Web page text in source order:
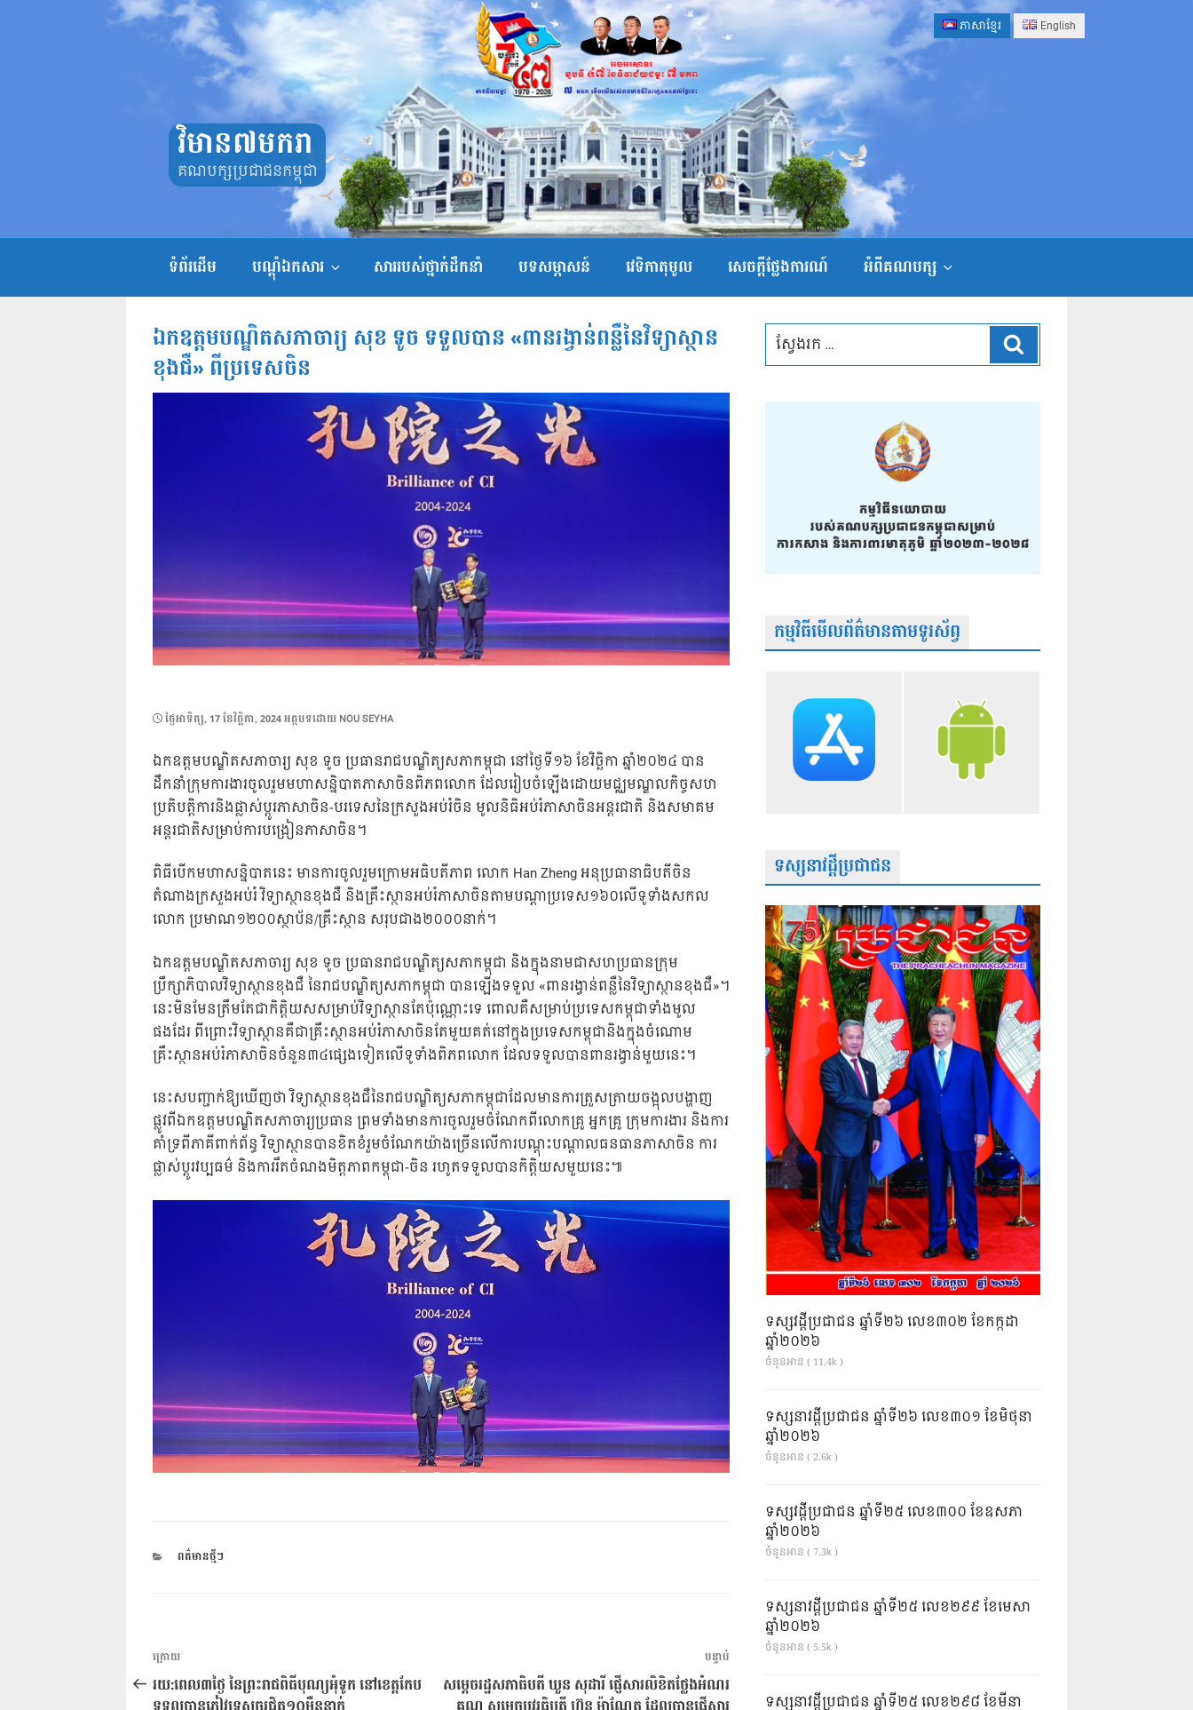
ភាសាខ្មែរ English
វិមាន៧មករា
គណបក្សប្រជាជនកម្ពុជា
ទំព័រដើម បណ្តុំឯកសារ សាររបស់ថ្នាក់ដឹកនាំ បទសម្ភាសន៍ វេទិកាតុមូល សេចក្ដីថ្លែងការណ៍ អំពីគណបក្ស
ឯកឧត្តមបណ្ឌិតសភាចារ្យ សុខ ទូច ទទួលបាន «ពានរង្វាន់ពន្លឺនៃវិទ្យាស្ថាន
ខុងជឺ» ពីប្រទេសចិន
POSTED
ថ្ងៃ​អាទិត្យ, 17 ខែ​វិច្ឆិកា, 2024អត្ថបទដោយ NOU SEYHA
ឯកឧត្តមបណ្ឌិតសភាចារ្យ សុខ ទូច ប្រធានរាជបណ្ឌិត្យសភាកម្ពុជា នៅថ្ងៃទី១៦ ខែវិច្ឆិកា ឆ្នាំ២០២៤ បាន
ដឹកនាំក្រុមការងារចូលរួមមហាសន្និបាតភាសាចិនពិភពលោក ដែលរៀបចំឡើងដោយមជ្ឈមណ្ឌលកិច្ចសហ
ប្រតិបត្តិការនិងផ្លាស់ប្តូរភាសាចិន-បរទេសនៃក្រសួងអប់រំចិន មូលនិធិអប់រំភាសាចិនអន្តរជាតិ និងសមាគម
អន្តរជាតិសម្រាប់ការបង្រៀនភាសាចិន។
ពិធីបើកមហាសន្និបាតនេះ មានការចូលរួមក្រោមអធិបតីភាព លោក Han Zheng អនុប្រធានាធិបតីចិន
តំណាងក្រសួងអប់រំ វិទ្យាស្ថានខុងជឺ និងគ្រឹះស្ថានអប់រំភាសាចិនតាមបណ្តាប្រទេស១៦០លើទូទាំងសកល
លោក ប្រមាណ១២០០ស្ថាប័ន/គ្រឹះស្ថាន សរុបជាង២០០០នាក់។
ឯកឧត្តមបណ្ឌិតសភាចារ្យ សុខ ទូច ប្រធានរាជបណ្ឌិត្យសភាកម្ពុជា និងក្នុងនាមជាសហប្រធានក្រុម
ប្រឹក្សាភិបាលវិទ្យាស្ថានខុងជឺ នៃរាជបណ្ឌិត្យសភាកម្ពុជា បានឡើងទទួល «ពានរង្វាន់ពន្លឺនៃវិទ្យាស្ថានខុងជឺ»។
នេះមិនមែនត្រឹមតែជាកិត្តិយសសម្រាប់វិទ្យាស្ថានតែប៉ុណ្ណោះទេ ពោលគឺសម្រាប់ប្រទេសកម្ពុជាទាំងមូល
ផងដែរ ពីព្រោះវិទ្យាស្ថានគឺជាគ្រឹះស្ថានអប់រំភាសាចិនតែមួយគត់នៅក្នុងប្រទេសកម្ពុជានិងក្នុងចំណោម
គ្រឹះស្ថានអប់រំភាសាចិនចំនួន៣៤ផ្សេងទៀតលើទូទាំងពិភពលោក ដែលទទួលបានពានរង្វាន់មួយនេះ។
នេះសបញ្ជាក់ឱ្យឃើញថា វិទ្យាស្ថានខុងជឺនៃរាជបណ្ឌិត្យសភាកម្ពុជាដែលមានការត្រួសត្រាយចង្អុលបង្ហាញ
ផ្លូវពីឯកឧត្តមបណ្ឌិតសភាចារ្យប្រធាន ព្រមទាំងមានការចូលរួមចំណែកពីលោកគ្រូ អ្នកគ្រូ ក្រុមការងារ និងការ
គាំទ្រពីភាគីពាក់ព័ន្ធ វិទ្យាស្ថានបានខិតខំរួមចំណែកយ៉ាងច្រើនលើការបណ្តុះបណ្តាលធនធានភាសាចិន ការ
ផ្លាស់ប្តូរវប្បធម៌ និងការរឹតចំណងមិត្តភាពកម្ពុជា-ចិន រហូតទទួលបានកិត្តិយសមួយនេះ៕
CATEGORIES
ពត៌មានថ្មីៗ
ការ​
នាំទិស​
អត្ថបទ
មុន
ក្រោយ
រយ:ពេល៣ថ្ងៃ នៃព្រះរាជពិធីបុណ្យអុំទូក នៅខេត្តកែប
បន្ទាប់
បន្ទាប់
សម្តេចរដ្ឋសភាធិបតី ឃួន សុដារី ផ្ញើសារលិខិតថ្លែងអំណរ
កម្មវិធីមើលព័ត៌មានតាមទូរស័ព្វ
ទស្សនាវដ្តីប្រជាជន
ទស្សវដ្តីប្រជាជន ឆ្នាំទី២៦ លេខ៣០២ ខែកក្កដា
ឆ្នាំ២០២៦
ចំនួនអាន ( 11.4k )
ទស្សនាវដ្ដីប្រជាជន ឆ្នាំទី២៦ លេខ៣០១ ខែមិថុនា
ឆ្នាំ២០២៦
ចំនួនអាន ( 2.6k )
ទស្សវដ្តីប្រជាជន ឆ្នាំទី២៥ លេខ៣០០ ខែឧសភា
ឆ្នាំ២០២៦
ចំនួនអាន ( 7.3k )
ទស្សនាវដ្ដីប្រជាជន ឆ្នាំទី២៥ លេខ២៩៩ ខែមេសា
ឆ្នាំ២០២៦
ចំនួនអាន ( 5.5k )
ទស្សនាវដ្ដីប្រជាជន ឆ្នាំទី២៥ លេខ២៩៨ ខែមីនា